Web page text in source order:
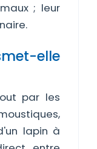
; leur
elle
par les
lapin à